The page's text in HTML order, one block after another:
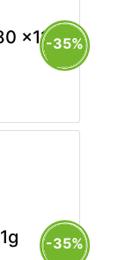
x11g-35%
-35%